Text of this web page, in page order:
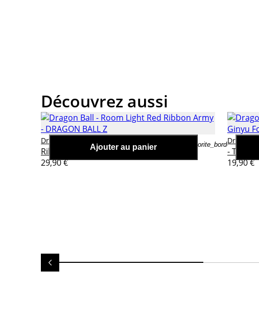
Découvrez aussi
Ajouter au panier favorite_border
Dragon Ball Z
Ribbon Army
29,90 €
Dragon
- The
19,90 €